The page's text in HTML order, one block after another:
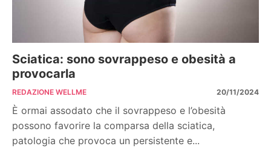
Sciatica: sono sovrappeso e obesità a
provocarla
REDAZIONE WELLME 20/11/2024
È ormai assodato che il sovrappeso e l’obesità
possono favorire la comparsa della sciatica,
patologia che provoca un persistente e...